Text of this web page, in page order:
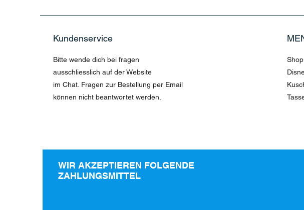
Kundenservice
Bitte wende dich bei fragen
ausschliesslich auf der Website
im Chat. Fragen zur Bestellung per Email
können nicht beantwortet werden.
WIR AKZEPTIEREN FOLGENDE
ZAHLUNGSMITTEL